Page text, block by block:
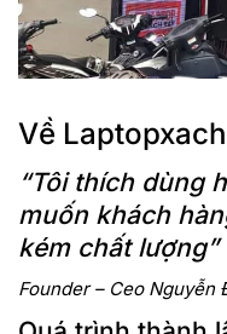
Về
“Tôi thích dùng
muốn khách
kém chất lượng”
Founder – Ceo Nguyễn